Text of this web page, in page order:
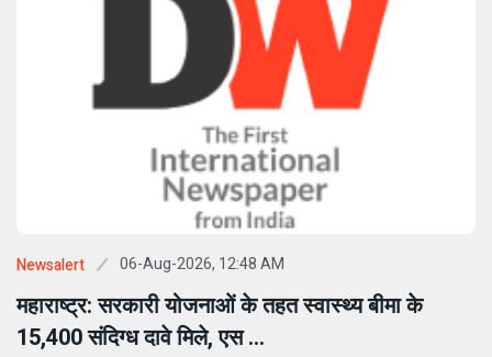
Newsalert 06-Aug-2026, 12:48 AM
महाराष्ट्र: सरकारी योजनाओं के तहत स्वास्थ्य बीमा के
15,400 संदिग्ध दावे मिले, एस ...